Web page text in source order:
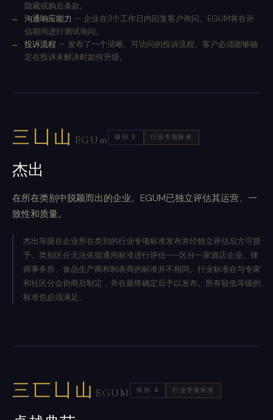
隐藏或购后条款。
沟通响应能力 — 企业在3个工作日内回复客户询问。EGUM将在评
估期间进行测试询问。
投诉流程 — 发布了一个清晰、可访问的投诉流程。客户必须能够确
定在投诉未解决时如何升级。
三凵山 EGUm 级别 3 行业专项标准
杰出
在所在类别中脱颖而出的企业。EGUM已独立评估其运营、一
致性和质量。
杰出等级在企业所在类别的行业专项标准发布并经独立评估后方可授
予。类别区分无法依据通用标准进行评估——区分一家酒店企业、律
师事务所、食品生产商和制表商的标准并不相同。行业标准在与专家
和社区分会协商后制定，并在最终确定后予以发布。所有较低等级的
标准也必须满足。
三匸凵山 EGUM 级别 4 行业专项标准